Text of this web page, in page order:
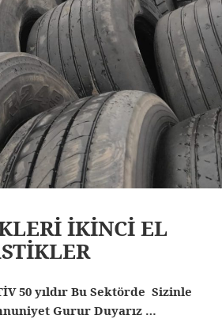
İKİNCİ EL
50 yıldır Bu Sektörde Sizinle
Gurur Duyarız …